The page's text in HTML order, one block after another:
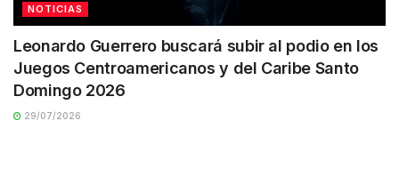
NOTICIAS
Leonardo Guerrero buscará subir al podio en los
Juegos Centroamericanos y del Caribe Santo
Domingo 2026
29/07/2026